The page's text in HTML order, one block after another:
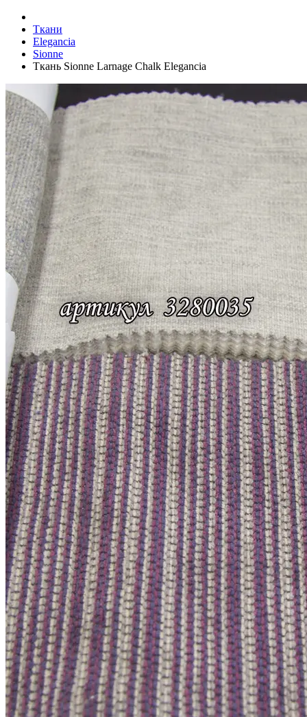
Ткани
Elegancia
Sionne
Ткань Sionne Larnage Chalk Elegancia